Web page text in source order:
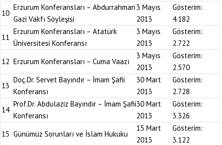
10
Erzurum Konferansları – Abdurrahman
Gazi Vakfı Söyleşisi
3 Mayıs
2013
Gösterim:
4.182
11
Erzurum Konferansları – Atatürk
Üniversitesi Konferansı
3 Mayıs
2013
Gösterim:
2.722
12 Erzurum Konferansları – Cuma Vaazı
3 Mayıs
2013
Gösterim:
2.570
13
Doç.Dr. Servet Bayındır – İmam Şafii
Konferansı
30 Mart
2013
Gösterim:
2.728
14
Prof.Dr. Abdulaziz Bayındır – İmam Şafii
Konferansı
30 Mart
2013
Gösterim:
3.326
15 Günümüz Sorunları ve İslam Hukuku
15 Mart
2013
Gösterim:
3.122